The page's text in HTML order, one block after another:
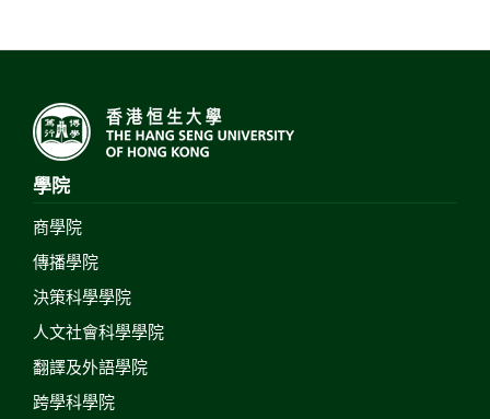
學院
商學院
傳播學院
決策科學學院
人文社會科學學院
翻譯及外語學院
跨學科學院